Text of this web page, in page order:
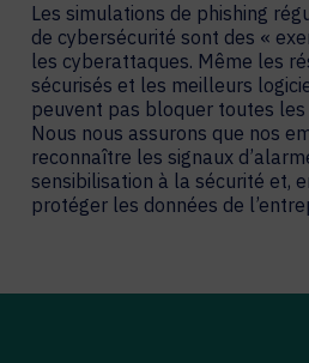
Les simulations de phishing
de cybersécurité sont des «
les cyberattaques. Même les
sécurisés et les meilleurs
peuvent pas bloquer toutes
Nous nous assurons que nos
reconnaître les signaux
sensibilisation à la sécurité et,
protéger les données de